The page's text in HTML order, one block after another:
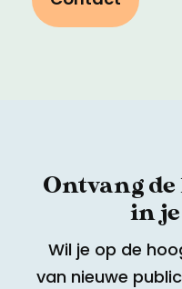
Ontvang
in
Wil je op de
van nieuwe